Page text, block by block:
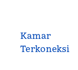
Kamar
Terkoneksi